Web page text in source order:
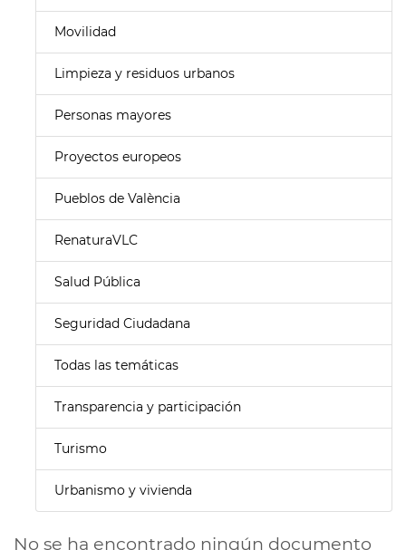
Movilidad
Limpieza y residuos urbanos
Personas mayores
Proyectos europeos
Pueblos de València
RenaturaVLC
Salud Pública
Seguridad Ciudadana
Todas las temáticas
Transparencia y participación
Turismo
Urbanismo y vivienda
No se ha encontrado ningún documento